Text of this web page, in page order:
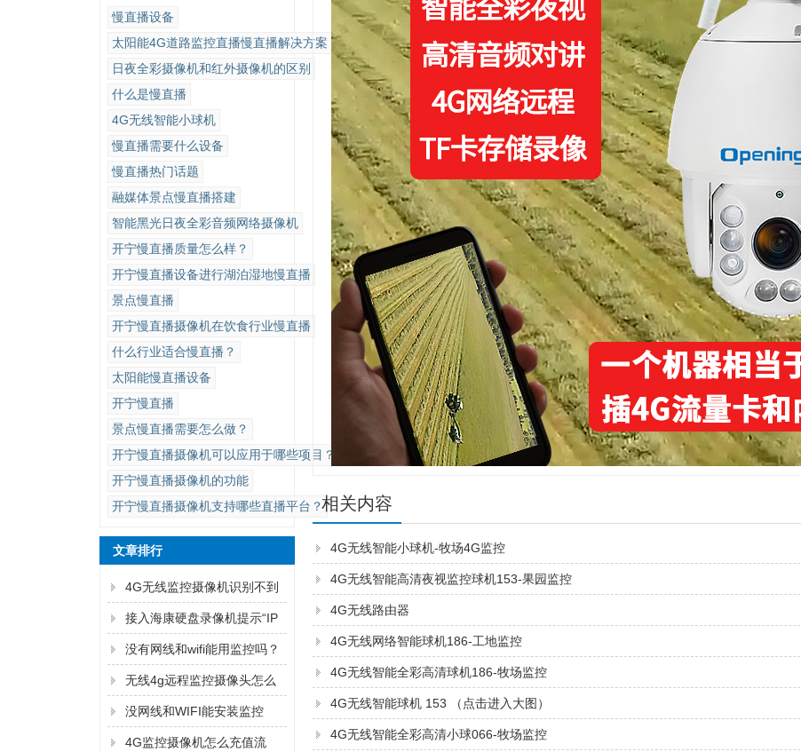
慢直播设备
太阳能4G道路监控直播慢直播解决方案
日夜全彩摄像机和红外摄像机的区别
什么是慢直播
4G无线智能小球机
慢直播需要什么设备
慢直播热门话题
融媒体景点慢直播搭建
智能黑光日夜全彩音频网络摄像机
开宁慢直播质量怎么样？
开宁慢直播设备进行湖泊湿地慢直播
景点慢直播
开宁慢直播摄像机在饮食行业慢直播
什么行业适合慢直播？
太阳能慢直播设备
开宁慢直播
景点慢直播需要怎么做？
开宁慢直播摄像机可以应用于哪些项目？
开宁慢直播摄像机的功能
开宁慢直播摄像机支持哪些直播平台？
文章排行
4G无线监控摄像机识别不到
内存卡怎么解决？
接入海康硬盘录像机提示“IP
通道异常”解决方法
没有网线和wifi能用监控吗？
无线4g远程监控摄像头怎么
连手机
没网线和WIFI能安装监控
吗？
4G监控摄像机怎么充值流
相关内容
4G无线智能小球机-牧场4G监控
4G无线智能高清夜视监控球机153-果园监控
4G无线路由器
4G无线网络智能球机186-工地监控
4G无线智能全彩高清球机186-牧场监控
4G无线智能球机 153 （点击进入大图）
4G无线智能全彩高清小球066-牧场监控